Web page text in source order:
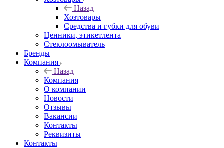
Назад
Хозтовары
Средства и губки для обуви
Ценники, этикетлента
Стеклоомыватель
Бренды
Компания
Назад
Компания
О компании
Новости
Отзывы
Вакансии
Контакты
Реквизиты
Контакты